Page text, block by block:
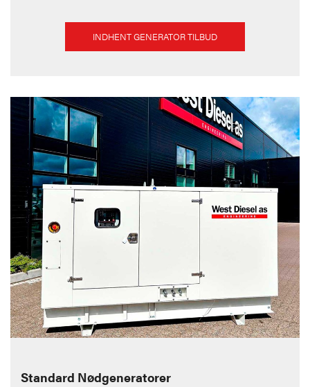
INDHENT GENERATOR TILBUD
Standard Nødgeneratorer